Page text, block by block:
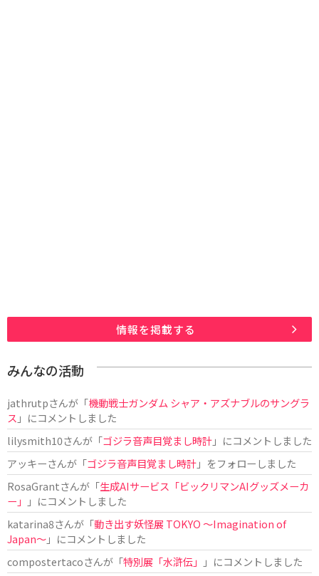
情報を掲載する
みんなの活動
jathrutpさんが「機動戦士ガンダム シャア・アズナブルのサングラ
ス 」にコメントしました
lilysmith10さんが「ゴジラ音声目覚まし時計」にコメントしました
アッキーさんが「ゴジラ音声目覚まし時計」をフォローしました
RosaGrantさんが「生成AIサービス「ビックリマンAIグッズメーカ
ー」
」にコメントしました
katarina8さんが「動き出す妖怪展 TOKYO 〜Imagination of
Japan〜」にコメントしました
compostertacoさんが「特別展「水滸伝」
」にコメントしました